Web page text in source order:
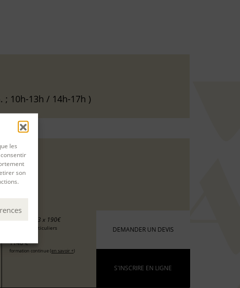
les
son
; 10h-13h / 14h-17h )
ou 3 x 190€
pour les particuliers
1140 €
formation continue (en savoir +)
DEMANDER UN DEVIS
S'INSCRIRE EN LIGNE